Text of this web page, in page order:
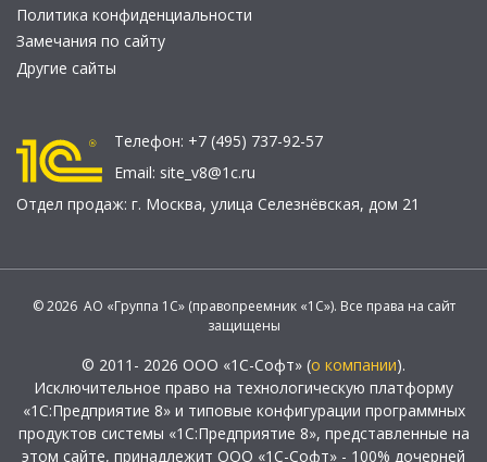
Политика конфиденциальности
Замечания по сайту
Другие сайты
Телефон: +7 (495) 737-92-57
Email: site_v8@1c.ru
Отдел продаж: г. Москва, улица Селезнёвская, дом 21
© 2026 АО «Группа 1С» (правопреемник «1С»). Все права на сайт
защищены
© 2011- 2026 ООО «1С-Софт» (о компании).
Исключительное право на технологическую платформу
«1С:Предприятие 8» и типовые конфигурации программных
продуктов системы «1С:Предприятие 8», представленные на
этом сайте, принадлежит ООО «1С-Софт» - 100% дочерней